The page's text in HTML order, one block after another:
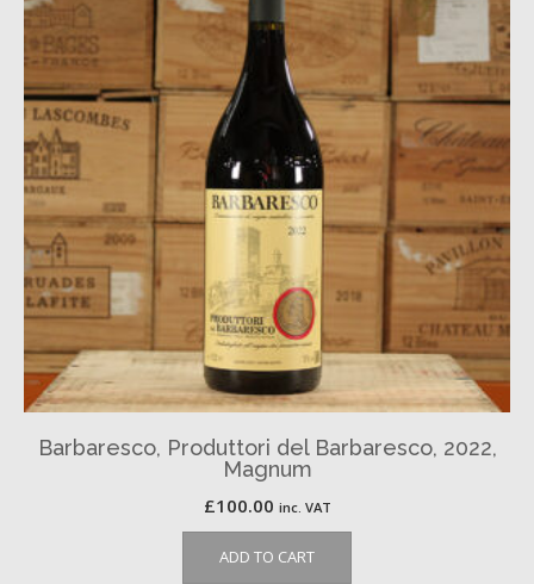
Barbaresco, Produttori del Barbaresco, 2022,
Magnum
£100.00 inc. VAT
ADD TO CART